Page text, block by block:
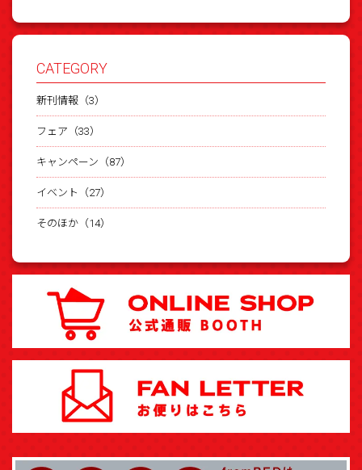
CATEGORY
新刊情報（3）
フェア（33）
キャンペーン（87）
イベント（27）
そのほか（14）